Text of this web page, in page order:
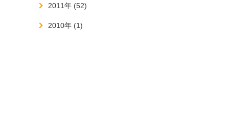
2011年 (52)
2010年 (1)